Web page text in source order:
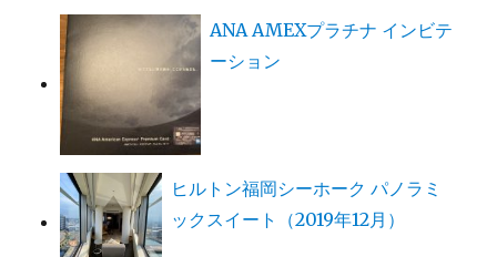
ANA AMEXプラチナ インビテ
ーション
ヒルトン福岡シーホーク パノラミ
ックスイート（2019年12月）